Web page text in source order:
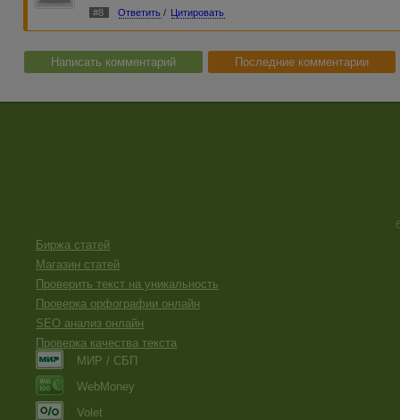
#8 Ответить / Цитировать
Написать комментарий Последние комментарии
Биржа статей
Магазин статей
Проверить текст на уникальность
Проверка орфографии онлайн
SEO анализ онлайн
Проверка качества текста
МИР / СБП
WebMoney
Volet